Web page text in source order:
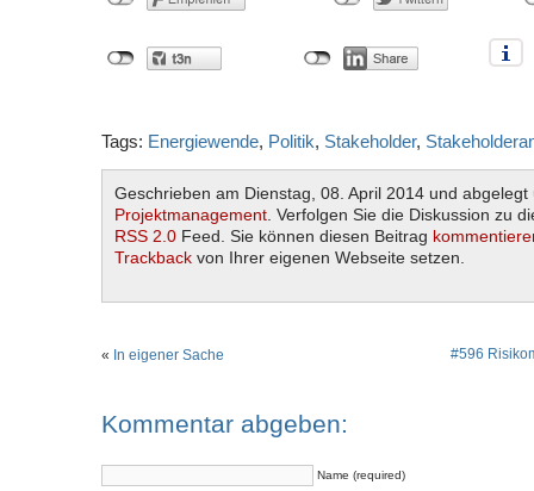
Tags: Energiewende, Politik, Stakeholder,
Geschrieben am Dienstag, 08. April 2014 und abgelegt
Projektmanagement . Verfolgen Sie die Diskussion zu
RSS 2.0 Feed. Sie können diesen Beitrag
Trackback von Ihrer eigenen Webseite setzen.
« In eigener Sache #596
Kommentar abgeben:
Name (required)